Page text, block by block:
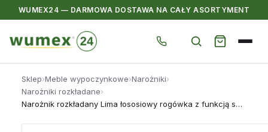
WUMEX24 — DARMOWA DOSTAWA NA CAŁY ASORTYMENT
Sklep›Meble wypoczynkowe›Narożniki›
Narożniki rozkładane›
Narożnik rozkładany Lima łososiowy rogówka z funkcją spania